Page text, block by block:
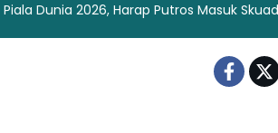
Dunia 2026, Harap Putros Masuk